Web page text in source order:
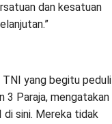
dan kesatuan
TNI yang begitu peduli
3 Paraja, mengatakan
di sini. Mereka tidak